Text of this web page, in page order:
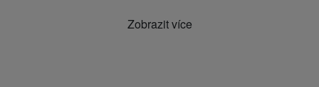
Zobrazit více